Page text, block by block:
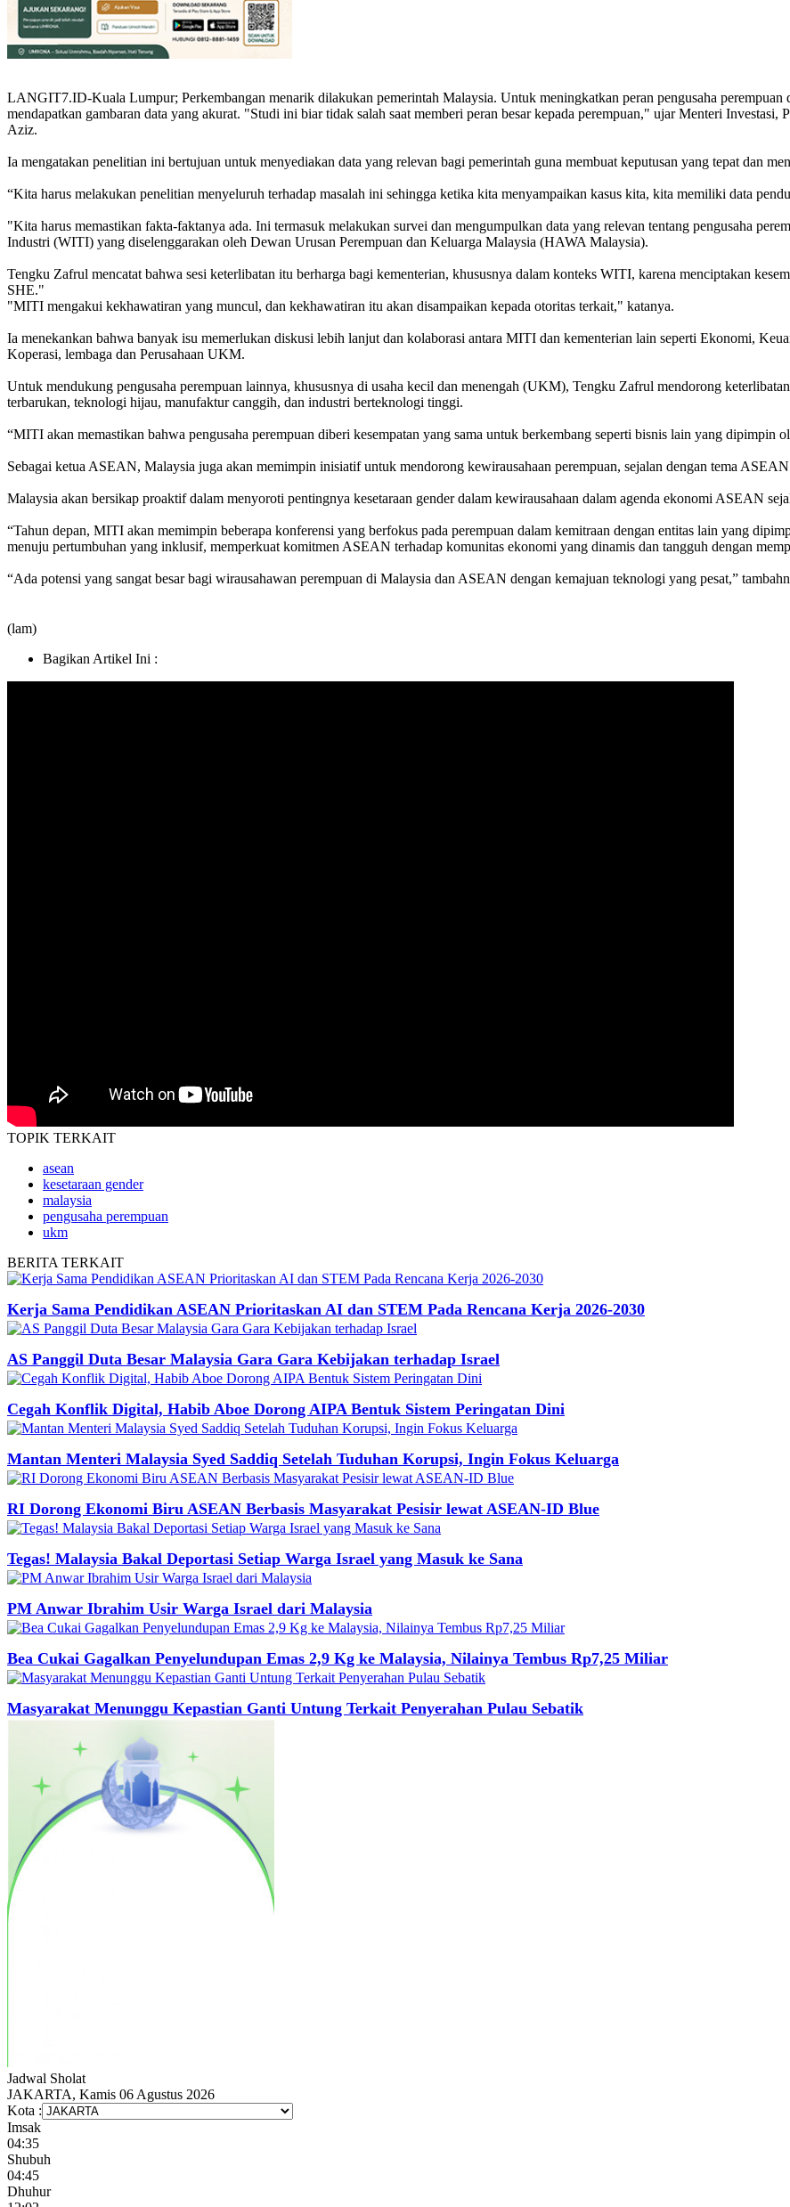
LANGIT7.ID-Kuala Lumpur; Perkembangan menarik dilakukan pemerintah Malaysia. Untuk meningkatkan peran pengusaha
mendapatkan gambaran data yang akurat. "Studi ini biar tidak salah saat memberi peran besar kepada perempuan," ujar Menteri
Aziz.
Ia mengatakan penelitian ini bertujuan untuk menyediakan data yang relevan bagi pemerintah guna membuat keputusan yang tepat dan
“Kita harus melakukan penelitian menyeluruh terhadap masalah ini sehingga ketika kita menyampaikan kasus kita, kita memiliki data
"Kita harus memastikan fakta-faktanya ada. Ini termasuk melakukan survei dan mengumpulkan data yang relevan tentang pengusaha
Industri (WITI) yang diselenggarakan oleh Dewan Urusan Perempuan dan Keluarga Malaysia (HAWA Malaysia).
Tengku Zafrul mencatat bahwa sesi keterlibatan itu berharga bagi kementerian, khususnya dalam konteks WITI, karena menciptakan
SHE."
"MITI mengakui kekhawatiran yang muncul, dan kekhawatiran itu akan disampaikan kepada otoritas terkait," katanya.
Ia menekankan bahwa banyak isu memerlukan diskusi lebih lanjut dan kolaborasi antara MITI dan kementerian lain seperti Ekonomi,
Koperasi, lembaga dan Perusahaan UKM.
Untuk mendukung pengusaha perempuan lainnya, khususnya di usaha kecil dan menengah (UKM), Tengku Zafrul mendorong
terbarukan, teknologi hijau, manufaktur canggih, dan industri berteknologi tinggi.
“MITI akan memastikan bahwa pengusaha perempuan diberi kesempatan yang sama untuk berkembang seperti bisnis lain yang dipimpin
Sebagai ketua ASEAN, Malaysia juga akan memimpin inisiatif untuk mendorong kewirausahaan perempuan, sejalan dengan tema
Malaysia akan bersikap proaktif dalam menyoroti pentingnya kesetaraan gender dalam kewirausahaan dalam agenda ekonomi ASEAN
“Tahun depan, MITI akan memimpin beberapa konferensi yang berfokus pada perempuan dalam kemitraan dengan entitas lain yang
menuju pertumbuhan yang inklusif, memperkuat komitmen ASEAN terhadap komunitas ekonomi yang dinamis dan tangguh dengan
“Ada potensi yang sangat besar bagi wirausahawan perempuan di Malaysia dan ASEAN dengan kemajuan teknologi yang pesat,”
(lam)
Bagikan Artikel Ini :
TOPIK TERKAIT
asean
kesetaraan gender
malaysia
pengusaha perempuan
ukm
BERITA TERKAIT
Kerja Sama Pendidikan ASEAN Prioritaskan AI dan STEM Pada Rencana Kerja 2026-2030
AS Panggil Duta Besar Malaysia Gara Gara Kebijakan terhadap Israel
Cegah Konflik Digital, Habib Aboe Dorong AIPA Bentuk Sistem Peringatan Dini
Mantan Menteri Malaysia Syed Saddiq Setelah Tuduhan Korupsi, Ingin Fokus Keluarga
RI Dorong Ekonomi Biru ASEAN Berbasis Masyarakat Pesisir lewat ASEAN-ID Blue
Tegas! Malaysia Bakal Deportasi Setiap Warga Israel yang Masuk ke Sana
PM Anwar Ibrahim Usir Warga Israel dari Malaysia
Bea Cukai Gagalkan Penyelundupan Emas 2,9 Kg ke Malaysia, Nilainya Tembus Rp7,25 Miliar
Masyarakat Menunggu Kepastian Ganti Untung Terkait Penyerahan Pulau Sebatik
Jadwal Sholat
JAKARTA, Kamis 06 Agustus 2026
Kota :
Imsak
04:35
Shubuh
04:45
Dhuhur